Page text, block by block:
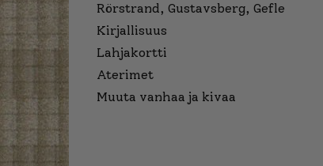
Rörstrand, Gustavsberg, Gefle
Kirjallisuus
Lahjakortti
Aterimet
Muuta vanhaa ja kivaa